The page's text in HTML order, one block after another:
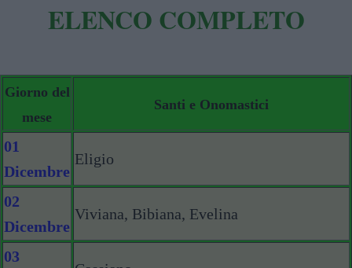
ELENCO COMPLETO
Giorno del
mese
Santi e Onomastici
01
Dicembre
Eligio
02
Dicembre
Viviana, Bibiana, Evelina
03